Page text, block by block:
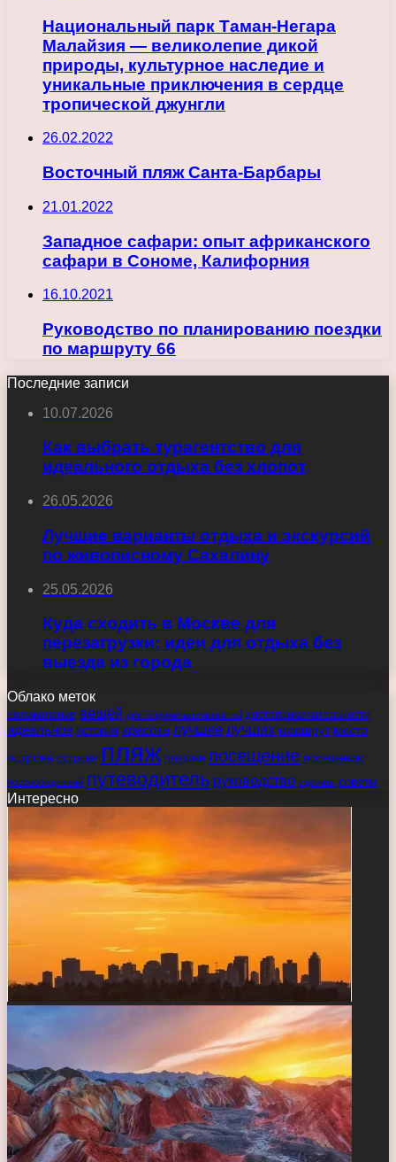
Национальный парк Таман-Негара
Малайзия — великолепие дикой
природы, культурное наследие и
уникальные приключения в сердце
тропической джунгли
26.02.2022
Восточный пляж Санта-Барбары
21.01.2022
Западное сафари: опыт африканского
сафари в Сономе, Калифорния
16.10.2021
Руководство по планированию поездки
по маршруту 66
Последние записи
10.07.2026
Как выбрать турагентство для
идеального отдыха без хлопот
26.05.2026
Лучшие варианты отдыха и экскурсий
по живописному Сахалину
25.05.2026
Куда сходить в Москве для
перезагрузки: идеи для отдыха без
выезда из города
Облако меток
великолепие вещей достопримечательностей достопримечательности
идеальное история красота лучшие лучших маршрут место
острова острове пляж поездки посещение посещению
послеобеденный путеводитель руководство сделать советы
Интересно